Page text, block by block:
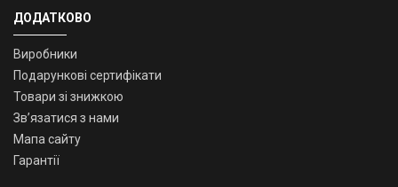
ДОДАТКОВО
Виробники
Подарункові сертифікати
Товари зі знижкою
Зв’язатися з нами
Мапа сайту
Гарантії